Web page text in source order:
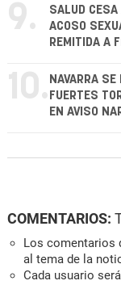
9.
SALUD CESA
ACOSO
REMITIDA A
10. NAVARRA
FUERTES
EN AVISO
COMENTARIOS:
Los comentarios
al tema de la
Cada usuario